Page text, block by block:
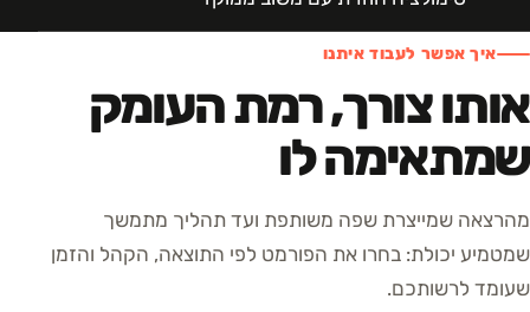
איך אפשר לעבוד איתנו
אותו צורך, רמת העומק
שמתאימה לו
מהרצאה שמייצרת שפה משותפת ועד תהליך מתמשך
שמטמיע יכולת: בחרו את הפורמט לפי התוצאה, הקהל והזמן
שעומד לרשותכם.